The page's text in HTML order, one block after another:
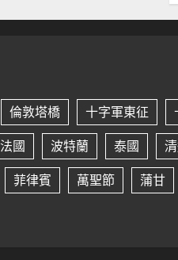
倫敦塔橋 十字軍東征
法國 波特蘭 泰國
菲律賓 萬聖節 蒲甘